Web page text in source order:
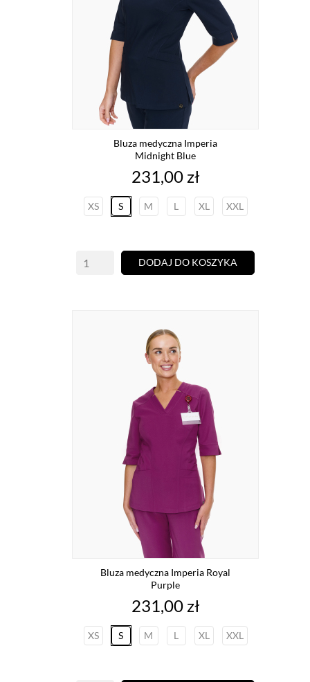
Bluza medyczna Imperia
Midnight Blue
Cena
231,00 zł
XS S M L XL XXL
DODAJ DO KOSZYKA
Bluza medyczna Imperia Royal
Purple
Cena
231,00 zł
XS S M L XL XXL